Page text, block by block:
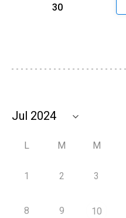
30
L M M
1 2 3
8 9 10